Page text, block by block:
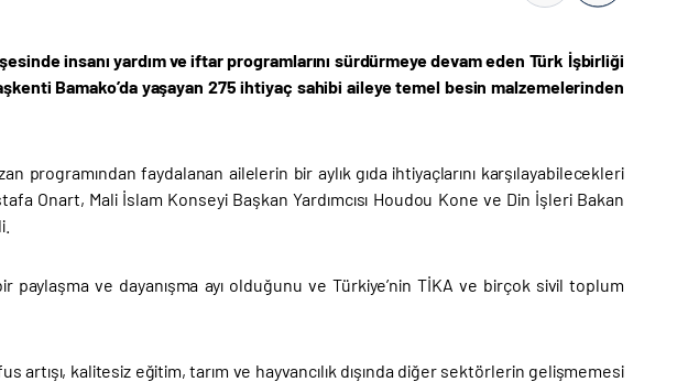
insanı yardım ve iftar programlarını sürdürmeye devam eden Türk İşbirliği
Bamako’da yaşayan 275 ihtiyaç sahibi aileye temel besin malzemelerinden
programından faydalanan ailelerin bir aylık gıda ihtiyaçlarını karşılayabilecekleri
Onart, Mali İslam Konseyi Başkan Yardımcısı Houdou Kone ve Din İşleri Bakan
paylaşma ve dayanışma ayı olduğunu ve Türkiye’nin TİKA ve birçok sivil toplum
artışı, kalitesiz eğitim, tarım ve hayvancılık dışında diğer sektörlerin gelişmemesi